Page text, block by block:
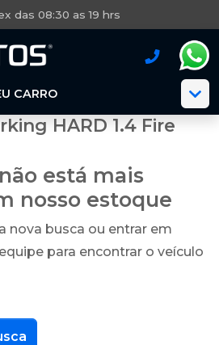
das 08:30 as 19 hrs
CARRO
HARD 1.4 Fire
está mais
nosso estoque
nova busca ou entrar em
para encontrar o veículo